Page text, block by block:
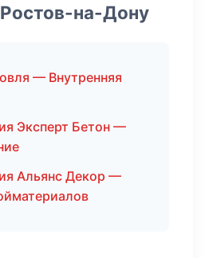
на-Дону
— Внутренняя
Эксперт Бетон —
Альянс Декор —